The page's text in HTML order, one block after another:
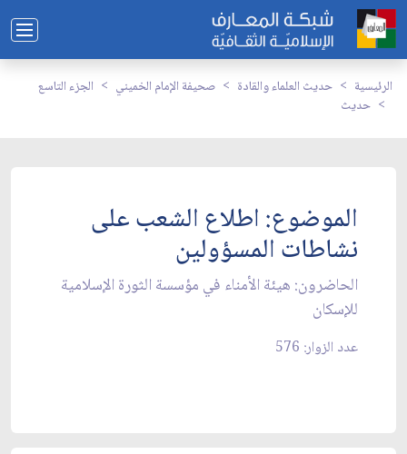
الرئيسية حديث العلماء والقادة صحيفة الإمام الخميني
الجزء التاسع
حديث
الموضوع: اطلاع الشعب على
نشاطات المسؤولين‏
الحاضرون: هيئة الأمناء في مؤسسة الثورة الإسلامية
للإسكان‏
عدد الزوار: 576